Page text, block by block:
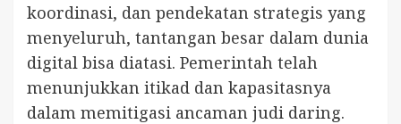
koordinasi, dan pendekatan strategis yang
menyeluruh, tantangan besar dalam dunia
digital bisa diatasi. Pemerintah telah
menunjukkan itikad dan kapasitasnya
dalam memitigasi ancaman judi daring.